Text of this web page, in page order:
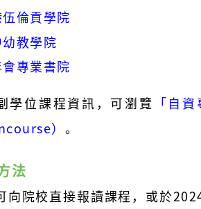
伍倫貢學院
幼教學院
會專業書院
學位課程資訊，可瀏覽
「自
） 。
法
向院校直接報讀課程，或於